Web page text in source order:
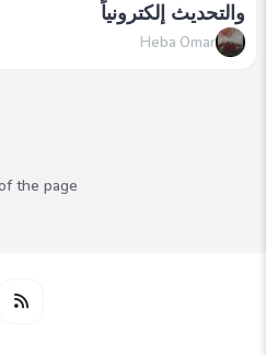
والتحديث إلكترونياً
Heba Omar
the page.